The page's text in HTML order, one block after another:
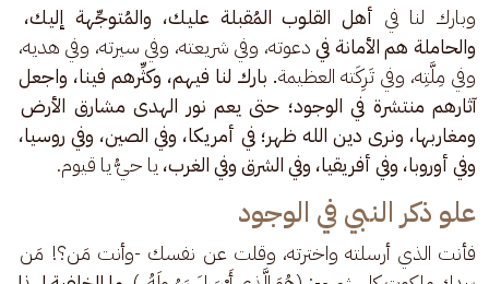
وبارك لنا في أهل القلوب المُقبلة عليك، والمُتوجِّهة إليك،
والحاملة هم الأمانة في دعوته، وفي شريعته، وفي سيرته، وفي هديه،
وفي مِلَّتِه، وفي تَرِكَته العظيمة. بارك لنا فيهم، وكثِّرهم فينا، واجعل
آثارهم منتشرة في الوجود؛ حتى يعم نور الهدى مشارق الأرض
ومغاربها، ونرى دين الله ظهر؛ في أمريكا، وفي الصين، وفي روسيا،
وفي أوروبا، وفي أفريقيا، وفي الشرق وفي الغرب، يا حيُّ يا قيوم.
علو ذكر النبي في الوجود
فأنت الذي أرسلته واخترته، وقلت عن نفسك -وأنت مَن؟! مَن